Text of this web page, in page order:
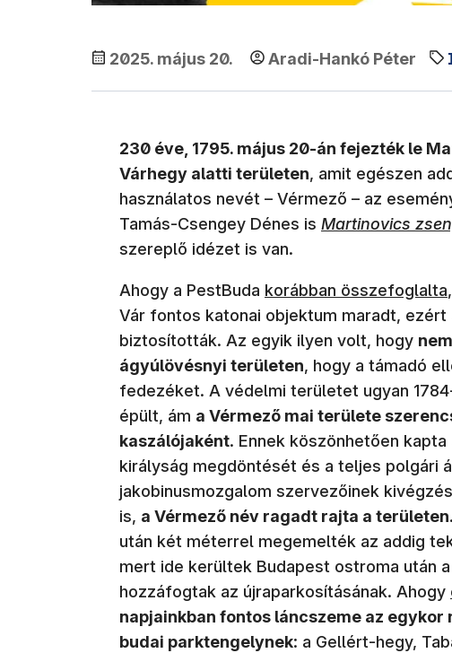
2025. május 20. Aradi-Hankó Péter
230 éve, 1795. május 20-án fejezték le
Várhegy alatti területen, amit egészen
használatos nevét – Vérmező – az
Tamás-Csengey Dénes is Martinovics
szereplő idézet is van.
Ahogy a PestBuda (új ablakban nyílik meg)
korábban összefoglalta
Vár fontos katonai objektum maradt,
biztosították. Az egyik ilyen volt, hogy
ágyúlövésnyi területen, hogy a támadó
fedezéket. A védelmi területet ugyan
épült, ám a Vérmező mai területe
kaszálójaként. Ennek köszönhetően
királyság megdöntését és a teljes polgári
jakobinusmozgalom szervezőinek
is, a Vérmező név ragadt rajta a területen
után két méterrel megemelték az addig
mert ide kerültek Budapest ostroma után
hozzáfogtak az újraparkosításának. Ahogy
napjainkban fontos láncszeme az
budai parktengelynek: a Gellért-hegy,